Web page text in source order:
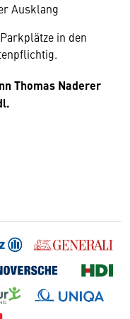
Ausklang
in den
Thomas Naderer